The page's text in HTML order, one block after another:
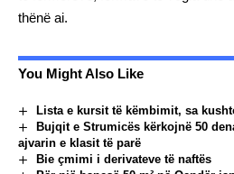
thënë ai.
You Might Also Like
Lista e kursit të këmbimit, sa
Bujqit e Strumicës kërkojnë 50
ajvarin e klasit të parë
Bie çmimi i derivateve të naftës